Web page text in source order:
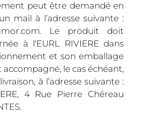
peut être demandé en
mail à l’adresse suivante :
Le produit doit
à l'EURL RIVIERE dans
et son emballage
accompagné, le cas échéant,
à l’adresse suivante :
4 Rue Pierre Chéreau